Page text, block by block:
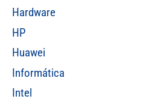
Hardware
HP
Huawei
Informática
Intel